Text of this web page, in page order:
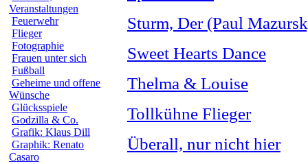
Veranstaltungen
Feuerwehr
Flieger
Fotographie
Frauen unter sich
Fußball
Geheime und offene
Wünsche
Glücksspiele
Godzilla & Co.
Grafik: Klaus Dill
Graphik: Renato
Casaro
Sturm, Der (Paul
Sweet Hearts Dance
Thelma & Louise
Tollkühne Flieger
Überall, nur nicht hier